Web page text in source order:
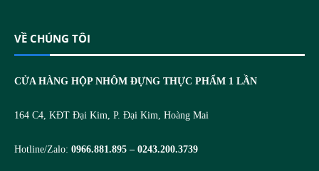
VỀ CHÚNG TÔI
CỬA HÀNG HỘP NHÔM ĐỰNG THỰC PHẨM 1 LẦN
164 C4, KĐT Đại Kim, P. Đại Kim, Hoàng Mai
Hotline/Zalo: 0966.881.895 – 0243.200.3739